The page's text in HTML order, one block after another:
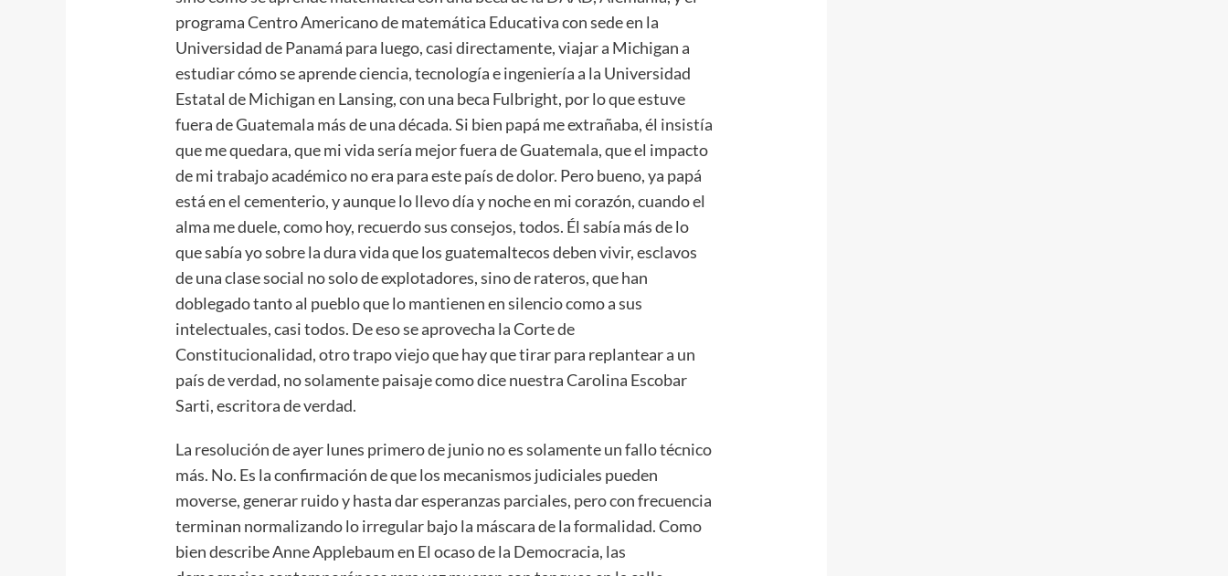
programa Centro Americano de matemática Educativa con sede en la
Universidad de Panamá para luego, casi directamente, viajar a Michigan a
estudiar cómo se aprende ciencia, tecnología e ingeniería a la Universidad
Estatal de Michigan en Lansing, con una beca Fulbright, por lo que estuve
fuera de Guatemala más de una década. Si bien papá me extrañaba, él insistía
que me quedara, que mi vida sería mejor fuera de Guatemala, que el impacto
de mi trabajo académico no era para este país de dolor. Pero bueno, ya papá
está en el cementerio, y aunque lo llevo día y noche en mi corazón, cuando el
alma me duele, como hoy, recuerdo sus consejos, todos. Él sabía más de lo
que sabía yo sobre la dura vida que los guatemaltecos deben vivir, esclavos
de una clase social no solo de explotadores, sino de rateros, que han
doblegado tanto al pueblo que lo mantienen en silencio como a sus
intelectuales, casi todos. De eso se aprovecha la Corte de
Constitucionalidad, otro trapo viejo que hay que tirar para replantear a un
país de verdad, no solamente paisaje como dice nuestra Carolina Escobar
Sarti, escritora de verdad.
La resolución de ayer lunes primero de junio no es solamente un fallo técnico
más. No. Es la confirmación de que los mecanismos judiciales pueden
moverse, generar ruido y hasta dar esperanzas parciales, pero con frecuencia
terminan normalizando lo irregular bajo la máscara de la formalidad. Como
bien describe Anne Applebaum en El ocaso de la Democracia, las